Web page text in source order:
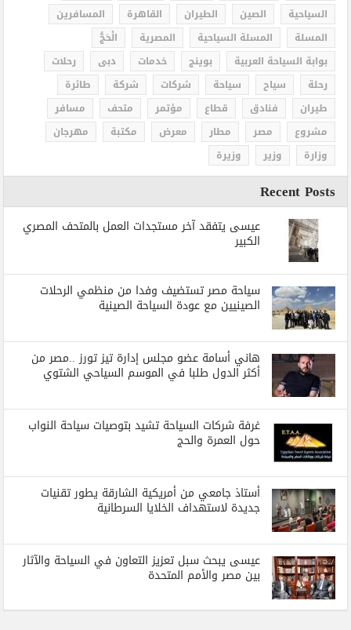
السياحية
الصين الطيران القاهرة
المسافرين
المسلة
المسلة السياحية المصرية
الْحَجُّ
بوابة السياحة العربية
بوينج خدمات دبى
رحلات
رحلة
سياح سياحة شركات شركة
طائرة
طيران
فنادق قطاع مؤتمر متحف
مسافر
مشروع
مصر مطار معرض مكتبة
مهرجان
وزارة
وزير وزيرة
Recent Posts
عيسى يتفقد آخر مستجدات العمل بالمتحف المصري
الكبير
سياحة مصر تستضيف وفدا من منظمي الرحلات
الصينيين مع عودة السياحة الصينية
هاني أسامة عضو مجلس إدارة تيز تورز ..مصر من
أكثر الدول طلبا في الموسم السياحي الشتوي
غرفة شركات السياحة تشيد بتوصيات سياحة النواب
حول العمرة والحج
أستاذ جامعي من أمريكية الشارقة يطور تقنيات
جديدة لاستهداف الخلايا السرطانية
عيسى يبحث سبل تعزيز التعاون في السياحة والآثار
بين مصر والأمم المتحدة